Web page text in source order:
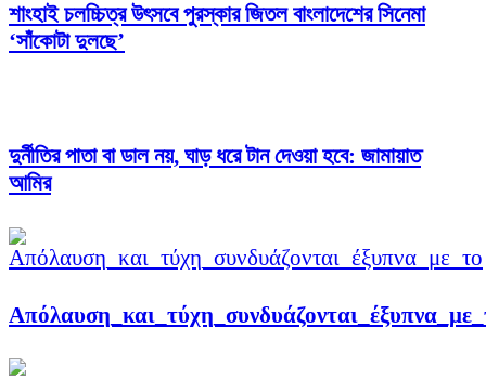
শাংহাই চলচ্চিত্র উৎসবে পুরস্কার জিতল বাংলাদেশের সিনেমা
‘সাঁকোটা দুলছে’
দুর্নীতির পাতা বা ডাল নয়, ঘাড় ধরে টান দেওয়া হবে: জামায়াত
আমির